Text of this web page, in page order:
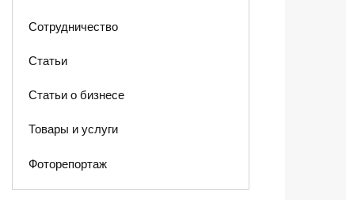
Сотрудничество
Статьи
Статьи о бизнесе
Товары и услуги
Фоторепортаж